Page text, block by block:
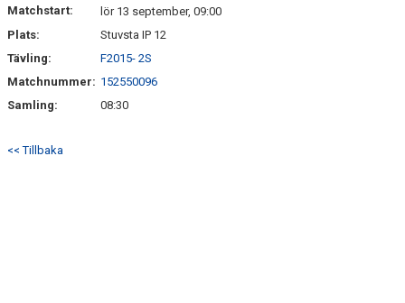
Matchstart:
lör 13 september, 09:00
Plats:
Stuvsta IP 12
Tävling:
F2015- 2S
Matchnummer: 152550096
Samling:
08:30
<< Tillbaka